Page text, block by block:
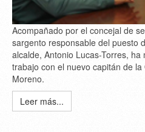
Acompañado por el concejal de
sargento responsable del puesto
alcalde, Antonio Lucas-Torres,
trabajo con el nuevo capitán de
Moreno.
Leer más...